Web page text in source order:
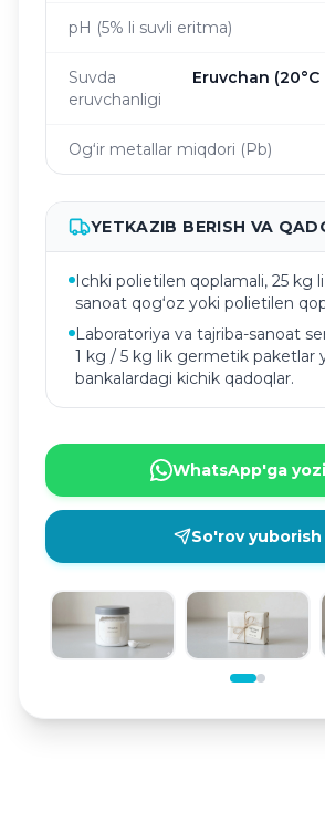
pH (5% li suvli eritma)
Suvda
eruvchanligi
Eruvchan
Ogʻir metallar miqdori (Pb)
YETKAZIB BERISH VA
Ichki polietilen qoplamali, 25 kg
sanoat qogʻoz yoki polietilen
Laboratoriya va tajriba-sanoat
1 kg / 5 kg lik germetik paketlar
bankalardagi kichik qadoqlar.
WhatsApp'ga
So'rov yuborish